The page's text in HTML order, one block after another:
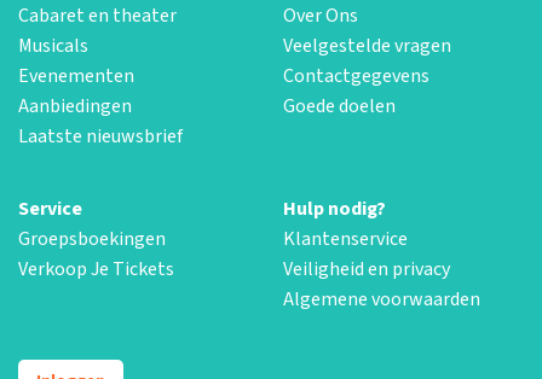
Cabaret en theater
Musicals
Evenementen
Aanbiedingen
Laatste nieuwsbrief
Over Ons
Veelgestelde vragen
Contactgegevens
Goede doelen
Service
Groepsboekingen
Verkoop Je Tickets
Hulp nodig?
Klantenservice
Veiligheid en privacy
Algemene voorwaarden